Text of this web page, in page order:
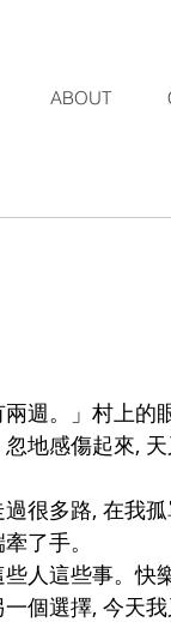
ABOUT
週。」村上的
地感傷起來,
很多路, 在我
了手。
人這些事。快
個選擇, 今天